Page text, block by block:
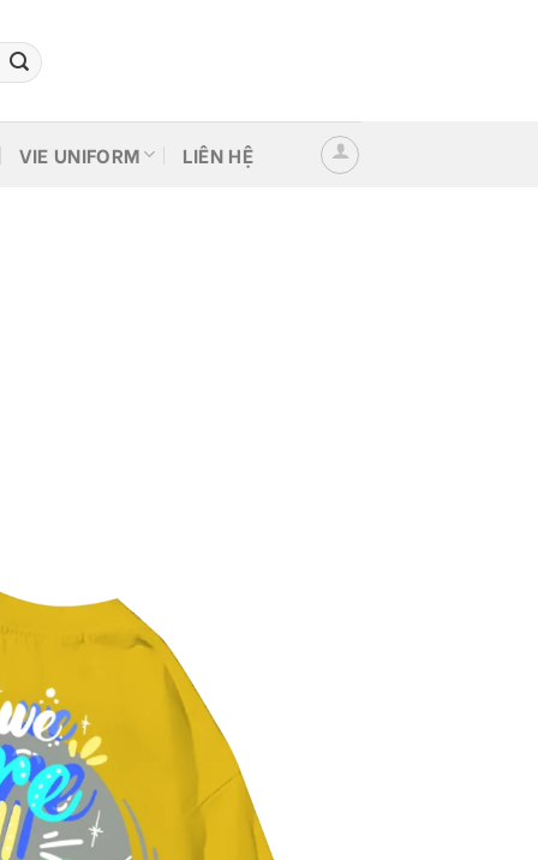
VIE UNIFORM LIÊN HỆ